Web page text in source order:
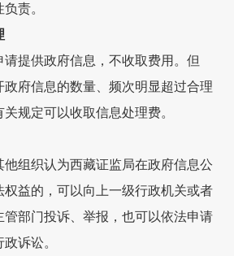
责。
请提供政府信息，不收取费用。但
政府信息的数量、频次明显超过合理
规定可以收取信息处理费。
他组织认为西藏证监局在政府信息公
权益的，可以向 上一级行政机关或者
管部门投诉、举报，也可以依法申请
诉讼。